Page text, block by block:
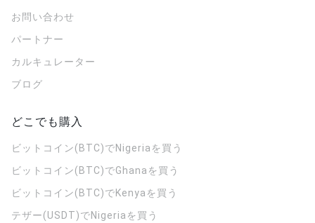
お問い合わせ
パートナー
カルキュレーター
ブログ
どこでも購入
ビットコイン(BTC)でNigeriaを買う
ビットコイン(BTC)でGhanaを買う
ビットコイン(BTC)でKenyaを買う
テザー(USDT)でNigeriaを買う